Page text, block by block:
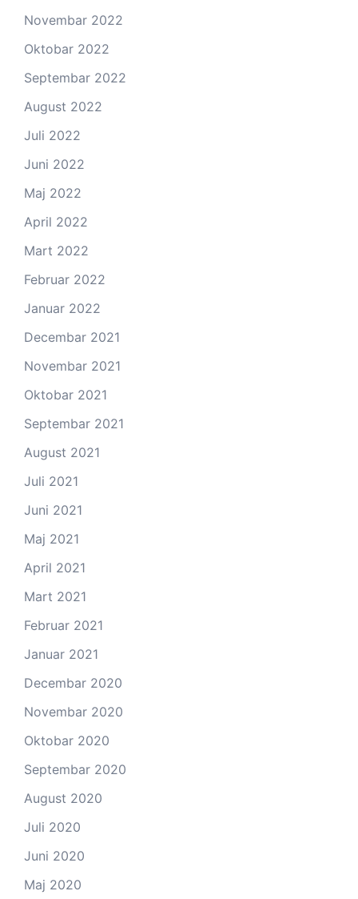
Novembar 2022
Oktobar 2022
Septembar 2022
August 2022
Juli 2022
Juni 2022
Maj 2022
April 2022
Mart 2022
Februar 2022
Januar 2022
Decembar 2021
Novembar 2021
Oktobar 2021
Septembar 2021
August 2021
Juli 2021
Juni 2021
Maj 2021
April 2021
Mart 2021
Februar 2021
Januar 2021
Decembar 2020
Novembar 2020
Oktobar 2020
Septembar 2020
August 2020
Juli 2020
Juni 2020
Maj 2020